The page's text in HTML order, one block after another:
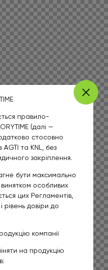
правило-
(далі —
стосовно
AGTI та KNL, без
закріплення.
бути максимально
винятком особливих
цих Регламентів,
рівень довіри до
компанії
на продукцію